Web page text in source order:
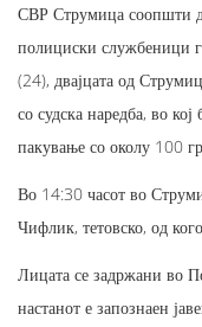
СВР Струмица соопшти
полициски службеници
(24), двајцата од
со судска наредба, во
пакување со околу 100
Во 14:30 часот во
Чифлик, тетовско, од
Лицата се задржани во
настанот е запознаен